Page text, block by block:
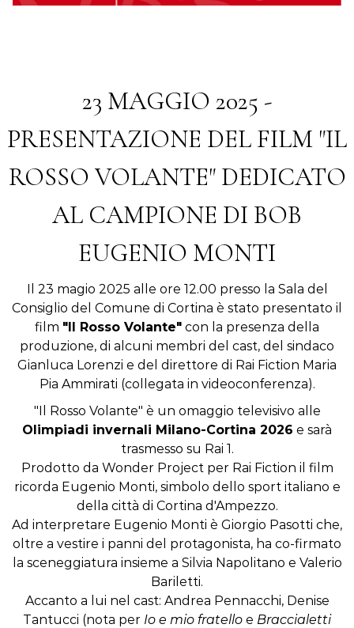
23 MAGGIO 2025 -
PRESENTAZIONE DEL FILM "IL
ROSSO VOLANTE" DEDICATO
AL CAMPIONE DI BOB
EUGENIO MONTI
Il 23 magio 2025 alle ore 12.00 presso la Sala del
Consiglio del Comune di Cortina è stato presentato il
film "Il Rosso Volante" con la presenza della
produzione, di alcuni membri del cast, del sindaco
Gianluca Lorenzi e del direttore di Rai Fiction Maria
Pia Ammirati (collegata in videoconferenza).
"Il Rosso Volante" è un omaggio televisivo alle
Olimpiadi invernali Milano-Cortina 2026 e sarà
trasmesso su Rai 1.
Prodotto da Wonder Project per Rai Fiction il film
ricorda Eugenio Monti, simbolo dello sport italiano e
della città di Cortina d'Ampezzo.
Ad interpretare Eugenio Monti è Giorgio Pasotti che,
oltre a vestire i panni del protagonista, ha co-firmato
la sceneggiatura insieme a Silvia Napolitano e Valerio
Bariletti.
Accanto a lui nel cast: Andrea Pennacchi, Denise
Tantucci (nota per Io e mio fratello e Braccialetti